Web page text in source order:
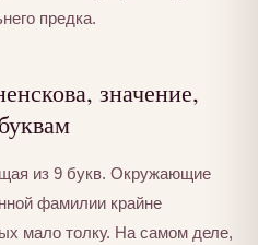
предка.
значение,
из 9 букв. Окружающие
фамилии крайне
мало толку. На самом деле,